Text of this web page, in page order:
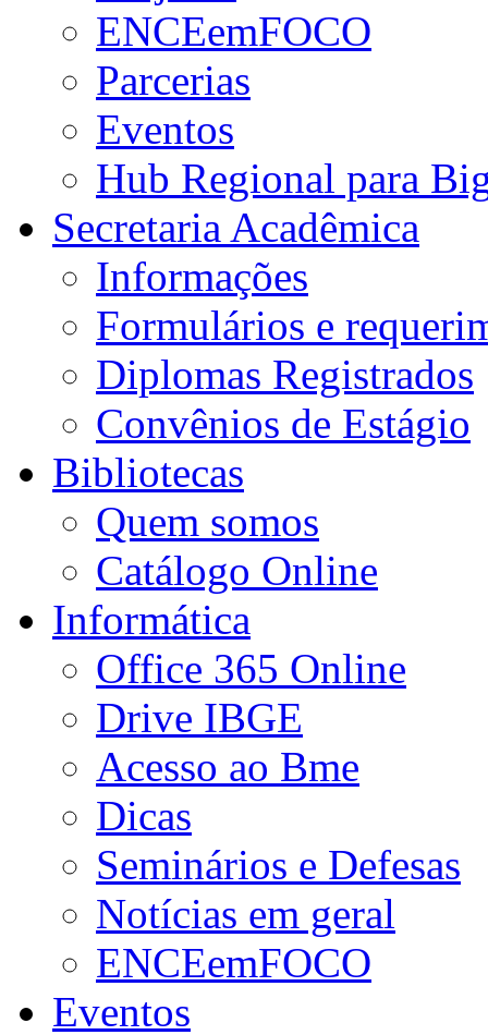
ENCEemFOCO
Parcerias
Eventos
Hub Regional para
Secretaria Acadêmica
Informações
Formulários e
Diplomas Registrados
Convênios de Estágio
Bibliotecas
Quem somos
Catálogo Online
Informática
Office 365 Online
Drive IBGE
Acesso ao Bme
Dicas
Seminários e Defesas
Notícias em geral
ENCEemFOCO
Eventos